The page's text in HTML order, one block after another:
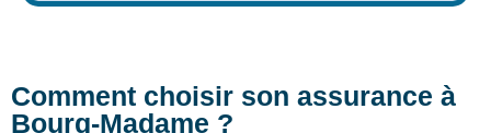
Comment choisir son assurance à
Bourg-Madame ?